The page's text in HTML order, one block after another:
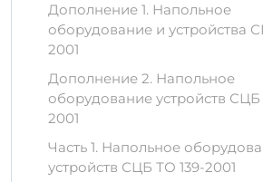
температурным
Долговечность и
затраты на обслуживание
Технические
характеристики
Параметры:
Дополнение 1. Напольное
оборудование и устройства
2001
Дополнение 2. Напольное
оборудование устройств СЦБ
2001
Часть 1. Напольное
устройств СЦБ ТО 139-2001